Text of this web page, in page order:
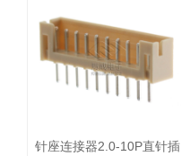
针座连接器2.0-10P直针插